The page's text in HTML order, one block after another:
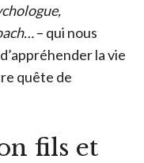
– qui nous
la vie
quête de
fils et